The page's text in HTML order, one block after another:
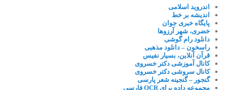
اندروید اسلامی
اندیشه بر خط
پایگاه خبری جوان
خضری، شهر آرزوها
دانلود رام گوشی
راسخون – دانلود مذهبی
قرآن آنلاین، بسیار نفیس
کانال آموزشی دکتر خسروی
کانال سروشی دکتر خسروی
گنجور – گنجینه شعر پارسی
مجموعه داده برای OCR فارسی